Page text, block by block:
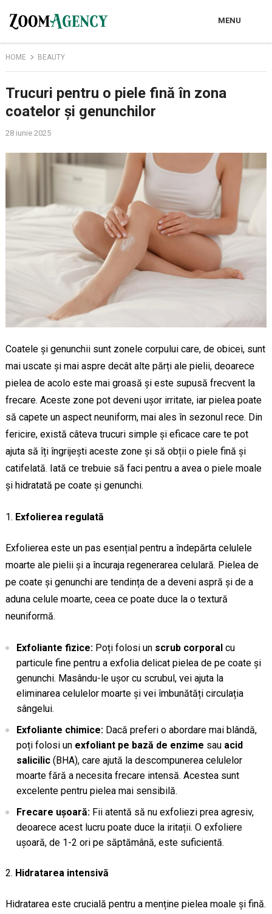
MENU
HOME BEAUTY
Trucuri pentru o piele fină în zona
coatelor și genunchilor
28 iunie 2025
Coatele și genunchii sunt zonele corpului care, de obicei, sunt
mai uscate și mai aspre decât alte părți ale pielii, deoarece
pielea de acolo este mai groasă și este supusă frecvent la
frecare. Aceste zone pot deveni ușor irritate, iar pielea poate
să capete un aspect neuniform, mai ales în sezonul rece. Din
fericire, există câteva trucuri simple și eficace care te pot
ajuta să îți îngrijești aceste zone și să obții o piele fină și
catifelată. Iată ce trebuie să faci pentru a avea o piele moale
și hidratată pe coate și genunchi.
Exfolierea regulată
Exfolierea este un pas esențial pentru a îndepărta celulele
moarte ale pielii și a încuraja regenerarea celulară. Pielea de
pe coate și genunchi are tendința de a deveni aspră și de a
aduna celule moarte, ceea ce poate duce la o textură
neuniformă.
Exfoliante fizice:Poți folosi un scrub corporalcu
particule fine pentru a exfolia delicat pielea de pe coate și
genunchi. Masându-le ușor cu scrubul, vei ajuta la
eliminarea celulelor moarte și vei îmbunătăți circulația
sângelui.
Exfoliante chimice:Dacă preferi o abordare mai blândă,
poți folosi un exfoliant pe bază de enzime sau acid
salicilic(BHA), care ajută la descompunerea celulelor
moarte fără a necesita frecare intensă. Acestea sunt
excelente pentru pielea mai sensibilă.
Frecare ușoară:Fii atentă să nu exfoliezi prea agresiv,
deoarece acest lucru poate duce la iritații. O exfoliere
ușoară, de 1-2 ori pe săptămână, este suficientă.
Hidratarea intensivă
Hidratarea este crucială pentru a menține pielea moale și fină.